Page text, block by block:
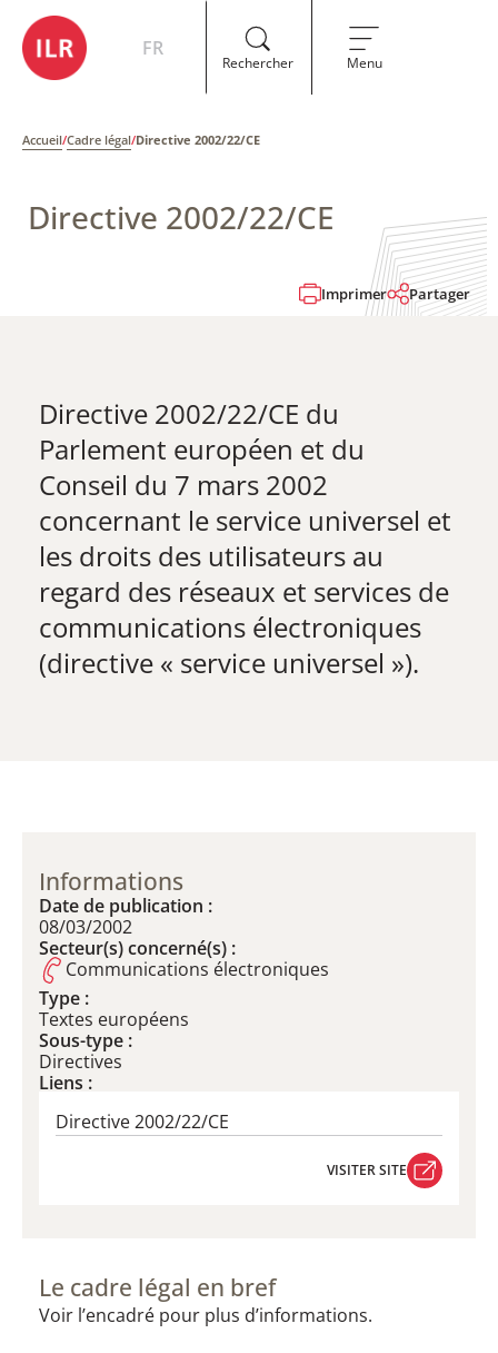
FR
Rechercher Menu
Accueil/Cadre légal/Directive 2002/22/CE
Directive 2002/22/CE
Imprimer Partager
Directive 2002/22/CE du
Parlement européen et du
Conseil du 7 mars 2002
concernant le service universel et
les droits des utilisateurs au
regard des réseaux et services de
communications électroniques
(directive « service universel »).
Informations
Date de publication :
08/03/2002
Secteur(s) concerné(s) :
Communications électroniques
Type :
Textes européens
Sous-type :
Directives
Liens :
Directive 2002/22/CE
VISITER SITE
Le cadre légal en bref
Voir l’encadré pour plus d’informations.